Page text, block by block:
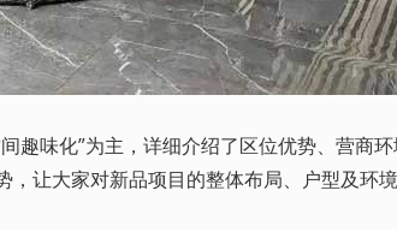
趣味化”为主，详细介绍了区位优势、营商
让大家对新品项目的整体布局、户型及环境